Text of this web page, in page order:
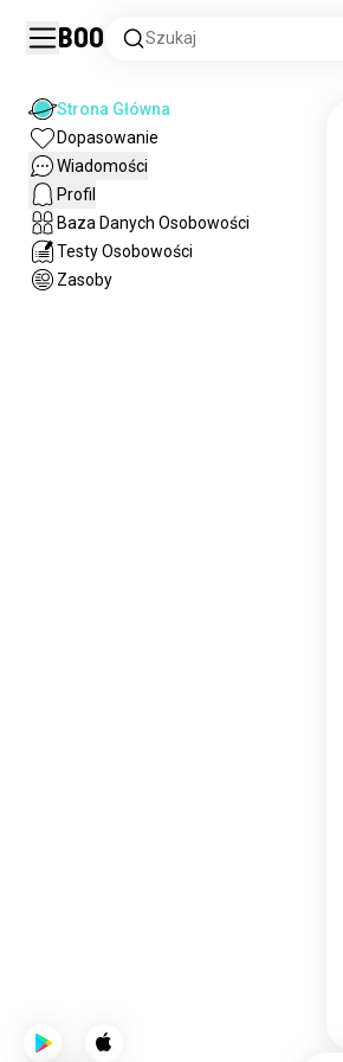
Boo Szukaj
Strona Główna
Dopasowanie
Wiadomości
Profil
Baza Danych Osobowości
Testy Osobowości
Zasoby